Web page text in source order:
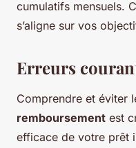
cumulatifs mensuels.
s’aligne sur vos
Erreurs
Comprendre et éviter
remboursement est
efficace de votre prêt